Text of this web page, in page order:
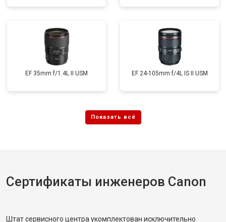
EF 35mm f/1.4L II USM EF 24-105mm f/4L IS II USM
Сертификаты инженеров Canon
Штат сервисного центра укомплектован исключительно